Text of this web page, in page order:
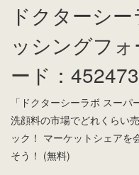
ドクターシ
ッシングフ
ード：
「ドクターシーラボ スーパ
洗顔料の市場でどれくらい
ック！ マーケットシェアを
そう！ (無料)